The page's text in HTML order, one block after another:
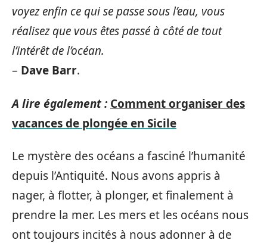
voyez enfin ce qui se passe sous l’eau, vous
réalisez que vous êtes passé à côté de tout
l’intérêt de l’océan.
– Dave Barr.
A lire également : Comment organiser des
vacances de plongée en Sicile
Le mystère des océans a fasciné l’humanité
depuis l’Antiquité. Nous avons appris à
nager, à flotter, à plonger, et finalement à
prendre la mer. Les mers et les océans nous
ont toujours incités à nous adonner à de